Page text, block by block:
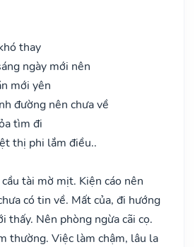
thay
ngày mới nên
mới yên
đường nên chưa về
tìm đi
thị phi lắm điều..
tài mờ mịt. Kiện cáo nên
có tin về. Mất của, đi hướng
thấy. Nên phòng ngừa cãi cọ.
thường. Việc làm chậm, lâu la